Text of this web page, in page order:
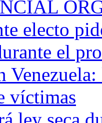
electo
el
víctimas